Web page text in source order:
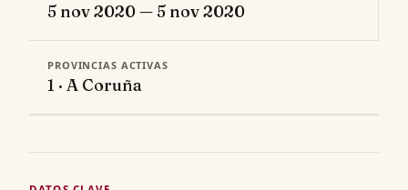
5 nov 2020 — 5 nov 2020
PROVINCIAS ACTIVAS
1 · A Coruña